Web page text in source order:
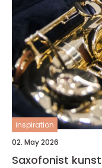
inspiration
02. May 2026
Saxofonist kunstner, håndværker og